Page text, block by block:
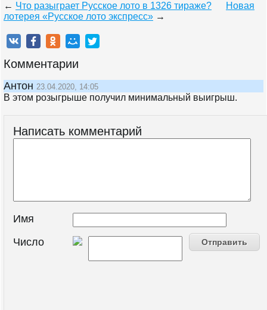
← Что разыграет Русское лото в 1326 тираже?
Новая
лотерея «Русское лото экспресс» →
Комментарии
Антон 23.04.2020, 14:05
В этом розыгрыше получил минимальный выигрыш.
Написать комментарий
Имя
Число